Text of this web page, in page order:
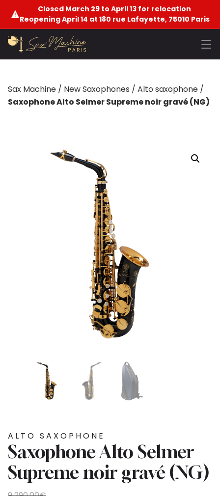
Closed March 29 to April 13 for relocation
Reopening April 14 at 180 rue Lafayette, 75010 Paris
Sax Machine / New Saxophones / Alto saxophone /
Saxophone Alto Selmer Supreme noir gravé (NG)
ALTO SAXOPHONE
Saxophone Alto Selmer
Supreme noir gravé (NG)